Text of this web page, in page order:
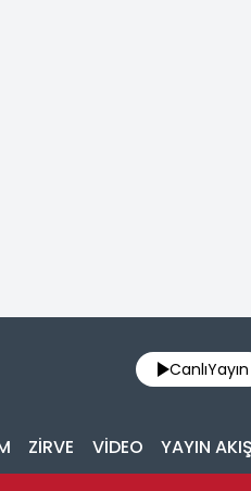
CanlıYayın
ZİRVE VİDEO YAYIN